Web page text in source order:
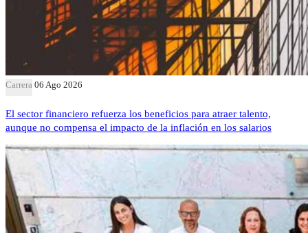
Carrera 06 Ago 2026
El sector financiero refuerza los beneficios para atraer talento,
aunque no compensa el impacto de la inflación en los salarios